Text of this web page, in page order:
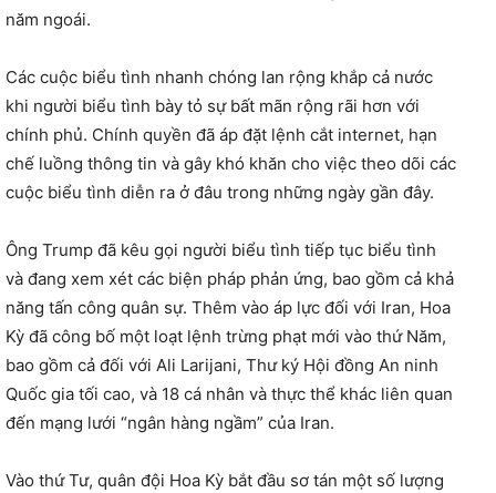
năm ngoái.
Các cuộc biểu tình nhanh chóng lan rộng khắp cả nước
khi người biểu tình bày tỏ sự bất mãn rộng rãi hơn với
chính phủ. Chính quyền đã áp đặt lệnh cắt internet, hạn
chế luồng thông tin và gây khó khăn cho việc theo dõi các
cuộc biểu tình diễn ra ở đâu trong những ngày gần đây.
Ông Trump đã kêu gọi người biểu tình tiếp tục biểu tình
và đang xem xét các biện pháp phản ứng, bao gồm cả khả
năng tấn công quân sự. Thêm vào áp lực đối với Iran, Hoa
Kỳ đã công bố một loạt lệnh trừng phạt mới vào thứ Năm,
bao gồm cả đối với Ali Larijani, Thư ký Hội đồng An ninh
Quốc gia tối cao, và 18 cá nhân và thực thể khác liên quan
đến mạng lưới “ngân hàng ngầm” của Iran.
Vào thứ Tư, quân đội Hoa Kỳ bắt đầu sơ tán một số lượng